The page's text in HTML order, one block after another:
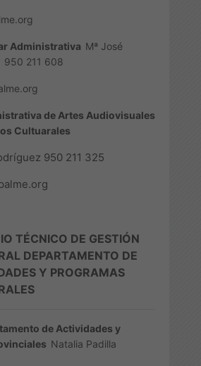
Administrativa Mª José
950 211 608
de Artes Audiovisuales
Cultuarales
950 211 325
TÉCNICO DE GESTIÓN
DEPARTAMENTO DE
Y PROGRAMAS
de Actividades y
Natalia Padilla